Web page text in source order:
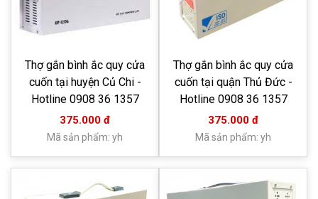
Thợ gắn bình ắc quy cửa
cuốn tại huyện Củ Chi -
Hotline 0908 36 1357
375.000 đ
Mã sản phẩm: yh
Thợ gắn bình ắc quy cửa
cuốn tại quận Thủ Đức -
Hotline 0908 36 1357
375.000 đ
Mã sản phẩm: yh